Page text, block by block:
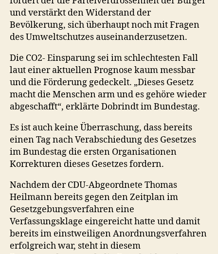
und verstärkt den Widerstand der
Bevölkerung, sich überhaupt noch mit Fragen
des Umweltschutzes auseinanderzusetzen.
Die CO2- Einsparung sei im schlechtesten Fall
laut einer aktuellen Prognose kaum messbar
und die Förderung gedeckelt. „Dieses Gesetz
macht die Menschen arm und es gehöre wieder
abgeschafft“, erklärte Dobrindt im Bundestag.
Es ist auch keine Überraschung, dass bereits
einen Tag nach Verabschiedung des Gesetzes
im Bundestag die ersten Organisationen
Korrekturen dieses Gesetzes fordern.
Nachdem der CDU-Abgeordnete Thomas
Heilmann bereits gegen den Zeitplan im
Gesetzgebungsverfahren eine
Verfassungsklage eingereicht hatte und damit
bereits im einstweiligen Anordnungsverfahren
erfolgreich war, steht in diesem